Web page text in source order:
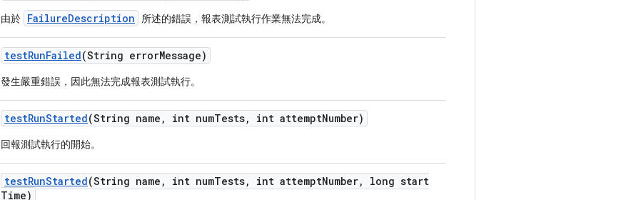
由於 FailureDescription 所述的錯誤，報表測試執行作業無法完成。
testRunFailed(String errorMessage)
發生嚴重錯誤，因此無法完成報表測試執行。
testRunStarted(String name , int numTests, int attemptNumber)
回報測試執行的開始。
testRunStarted(String name , int numTests, int attemptNumber,
long start
Time)